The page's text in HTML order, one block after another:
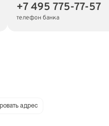
+7 495 775-77-57
телефон банка
адрес